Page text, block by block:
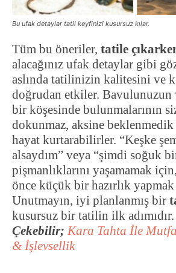
Bu ufak detaylar tatil keyfinizi kusursuz kılar.
Tüm bu öneriler, tatile
alacağınız ufak detaylar gibi
aslında tatilinizin kalitesini ve
doğrudan etkiler. Bavulunuzun
bir köşesinde bulunmalarının
dokunmaz, aksine
hayat kurtarabilirler. “Keşke
alsaydım” veya “şimdi soğuk
pişmanlıklarını yaşamamak
önce küçük bir hazırlık
Unutmayın, iyi planlanmış bir
kusursuz bir tatilin ilk adımıdır.
Çekebilir; Kara Tahta İle
& İşlevsellik